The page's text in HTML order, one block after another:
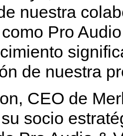
nuestra
Pro
de nuestra
CEO de
socio